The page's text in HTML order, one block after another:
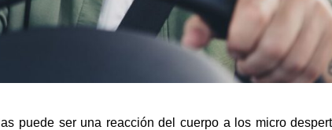
puede ser una reacción del cuerpo a los micro